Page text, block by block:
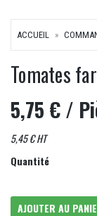
ACCUEIL
Tomates
5,75 €/
5,45 € HT
Quantité
AJOUTER AU